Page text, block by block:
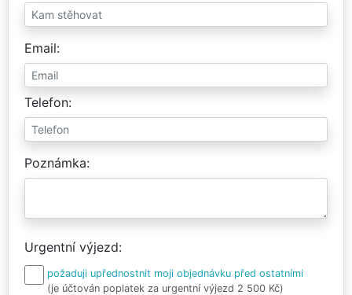
Email
Telefon
Poznámka
Urgentní výjezd
požaduji upřednostnit moji objednávku před ostatními
(je účtován poplatek za urgentní výjezd 2 500 Kč)